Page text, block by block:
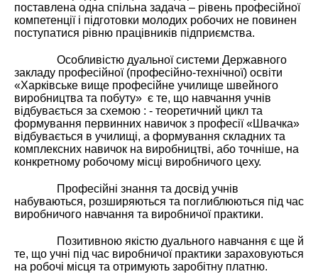
поставлена одна спільна задача – рівень професійної
компетенції і підготовки молодих робочих не повинен
поступатися рівню працівників підприємства.
Особливістю дуальної системи Державного
закладу професійної (професійно-технічної) освіти
«Харківське вище професійне училище швейного
виробництва та побуту» є те, що навчання учнів
відбувається за схемою : - теоретичний цикл та
формування первинних навичок з професії «Швачка»
відбувається в училищі, а формування складних та
комплексних навичок на виробництві, або точніше, на
конкретному робочому місці виробничого цеху.
Професійні знання та досвід учнів
набуваються, розширяються та поглиблюються під час
виробничого навчання та виробничої практики.
Позитивною якістю дуального навчання є ще й
те, що учні під час виробничої практики зараховуються
на робочі місця та отримують заробітну платню.